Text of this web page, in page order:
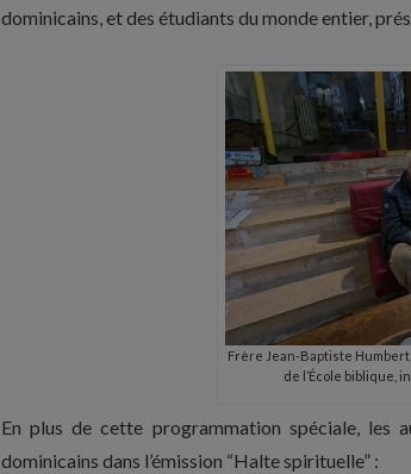
dominicains, et des étudiants du monde entier,
Frère Jean-Baptiste
de l’École biblique,
En plus de cette programmation spéciale, les
dominicains dans l’émission “Halte spirituelle” :